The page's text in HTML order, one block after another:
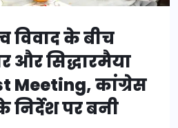
विवाद के बीच
और सिद्धारमैया
Meeting, कांग्रेस
पर बनी